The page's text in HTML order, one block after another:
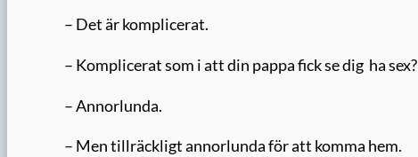
– Det är komplicerat.
– Komplicerat som i att din pappa fick se dig ha sex?
– Annorlunda.
– Men tillräckligt annorlunda för att komma hem.